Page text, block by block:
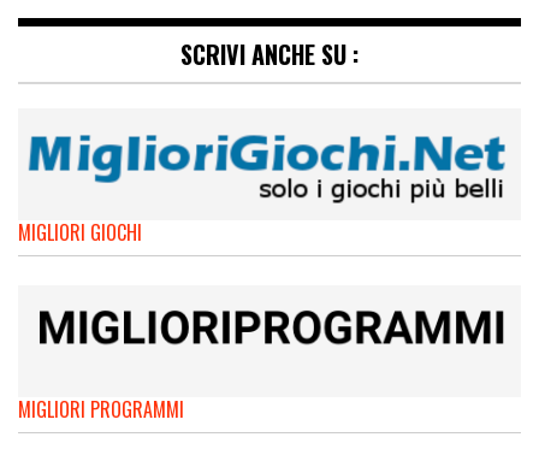
SCRIVI ANCHE SU :
MIGLIORI GIOCHI
MIGLIORI PROGRAMMI